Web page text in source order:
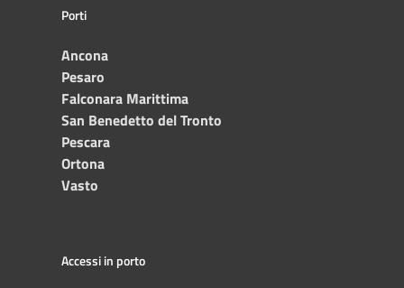
Porti
Ancona
Pesaro
Falconara Marittima
San Benedetto del Tronto
Pescara
Ortona
Vasto
Accessi in porto